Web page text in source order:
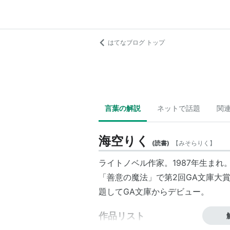
はてなブログ トップ
言葉の解説 ネットで話題 関
海空りく (読書) 【みそらりく 】
ライトノベル作家。1987年生まれ。
「善意の魔法」で第2回GA文庫大
題してGA文庫からデビュー。
作品リスト